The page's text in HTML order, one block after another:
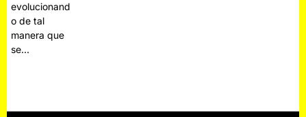
evolucionand
o de tal
manera que
se…